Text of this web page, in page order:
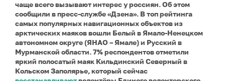
чаще всего вызывают интерес у россиян. Об этом
сообщили в пресс-службе«Дзена». В топ рейтинга
самых популярных навигационных объектов из
арктических маяков вошли Белый в Ямало-Ненецком
автономном округе (ЯНАО – Ямале) и Русский в
Мурманской области. 7% респондентов отметили
яркий полосатый маяк Кильдинский Северный в
Кольском Заполярье, который сейчас